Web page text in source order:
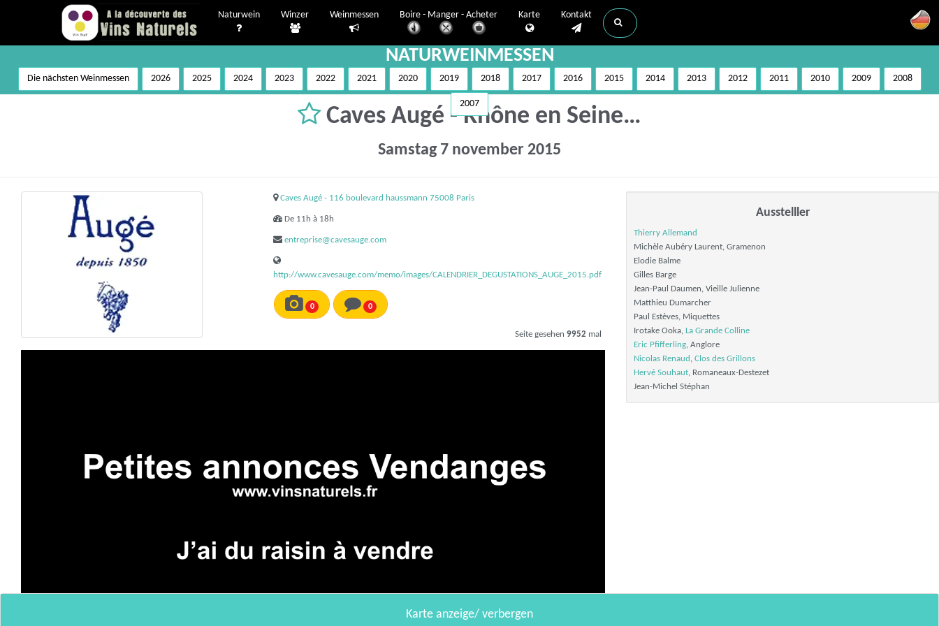
Naturwein Winzer Weinmessen Boire - Manger - Acheter Karte Kontakt
NATURWEINMESSEN
Die nächsten Weinmessen 2026 2025 2024 2023 2022 2021 2020 2019 2018 2017 2016 2015 2014 2013 2012 2011 2010 2009 2008
2007
Caves Augé - Rhône en Seine…
Samstag 7 november 2015
Caves Augé - 116 boulevard haussmann 75008 Paris
De 11h à 18h
entreprise@cavesauge.com
http://www.cavesauge.com/memo/images/CALENDRIER_DEGUSTATIONS_AUGE_2015.pdf
0 0
Seite gesehen 9952mal
Ausstelller
Thierry Allemand
Michèle Aubéry Laurent, Gramenon
Elodie Balme
Gilles Barge
Jean-Paul Daumen, Vieille Julienne
Matthieu Dumarcher
Paul Estèves, Miquettes
Irotake Ooka, La Grande Colline
Eric Pfifferling, Anglore
Nicolas Renaud , Clos des Grillons
Hervé Souhaut, Romaneaux-Destezet
Jean-Michel Stéphan
Karte anzeige/ verbergen